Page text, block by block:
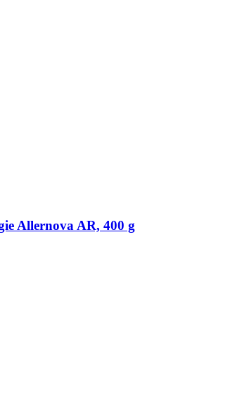
Allernova AR, 400 g